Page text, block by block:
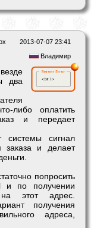
2013-07-07 23:41
Владимир
два
либо оплатить
и передает
системы сигнал
и делает
попросить
и по получении
этот адрес.
получения
адреса,